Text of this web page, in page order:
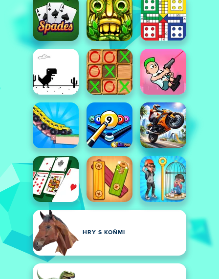
HRY S KOŇMI